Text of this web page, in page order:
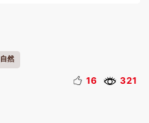
自然
16 321